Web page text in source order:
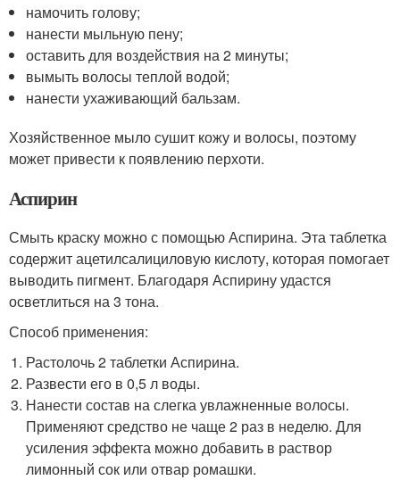
намочить голову;
нанести мыльную пену;
оставить для воздействия на 2 минуты;
вымыть волосы теплой водой;
нанести ухаживающий бальзам.
Хозяйственное мыло сушит кожу и волосы, поэтому
может привести к появлению перхоти.
Аспирин
Смыть краску можно с помощью Аспирина. Эта таблетка
содержит ацетилсалициловую кислоту, которая помогает
выводить пигмент. Благодаря Аспирину удастся
осветлиться на 3 тона.
Способ применения:
Растолочь 2 таблетки Аспирина.
Развести его в 0,5 л воды.
Нанести состав на слегка увлажненные волосы.
Применяют средство не чаще 2 раз в неделю. Для
усиления эффекта можно добавить в раствор
лимонный сок или отвар ромашки.